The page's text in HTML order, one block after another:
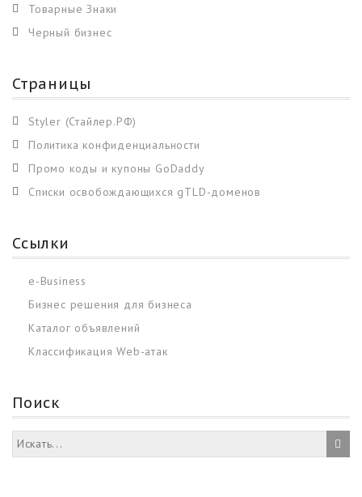
Товарные Знаки
Черный бизнес
Страницы
Styler (Стайлер.РФ)
Политика конфиденциальности
Промо коды и купоны GoDaddy
Списки освобождающихся gTLD-доменов
Ссылки
e-Business
Бизнес решения для бизнеса
Каталог объявлений
Классификация Web-атак
Поиск